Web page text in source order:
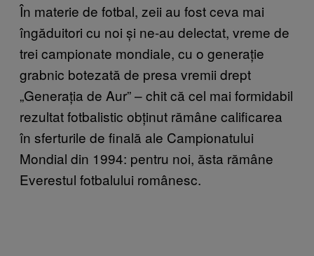
În materie de fotbal, zeii au fost ceva mai
îngăduitori cu noi și ne-au delectat, vreme de
trei campionate mondiale, cu o generație
grabnic botezată de presa vremii drept
„Generația de Aur” – chit că cel mai formidabil
rezultat fotbalistic obținut rămâne calificarea
în sferturile de finală ale Campionatului
Mondial din 1994: pentru noi, ăsta rămâne
Everestul fotbalului românesc.